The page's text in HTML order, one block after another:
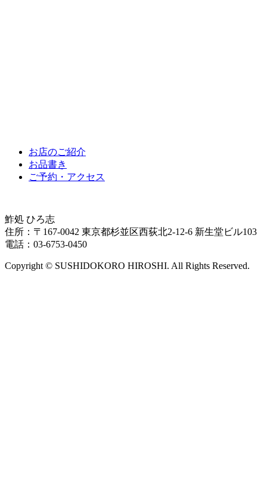
お店のご紹介
お品書き
ご予約・アクセス
鮓処 ひろ志
住所：〒167-0042 東京都杉並区西荻北2-12-6 新生堂ビル103
電話：03-6753-0450
Copyright © SUSHIDOKORO HIROSHI. All Rights Reserved.